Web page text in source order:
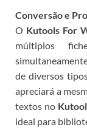
Conversão e
O Kutools For
múltiplos
de diversos
apreciará a
textos no
ideal para